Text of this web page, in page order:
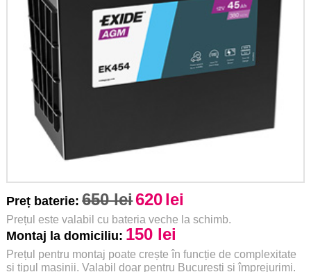
Preț baterie: 650 lei620lei
Prețul este valabil cu bateria veche la schimb.
Montaj la domiciliu: 150 lei
Prețul pentru montaj poate crește în funcție de complexitate
și tipul mașinii. Valabil doar pentru București și împrejurimi.